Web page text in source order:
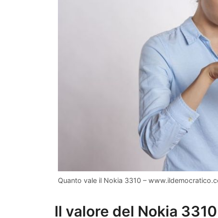
Quanto vale il Nokia 3310 –
Il valore del Nokia 3310